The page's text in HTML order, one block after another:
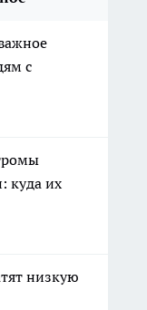
с
куда их
низкую